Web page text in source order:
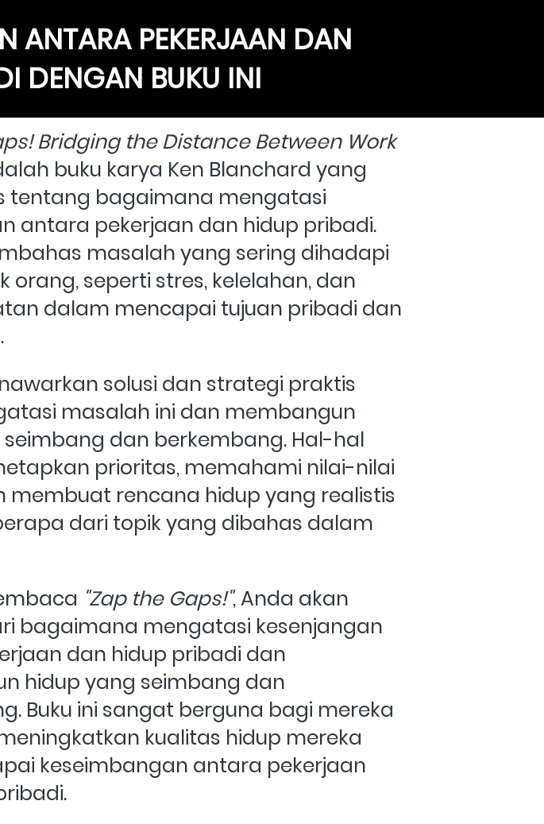
ANTARA PEKERJAAN DAN
DENGAN BUKU INI
Bridging the Distance Between Work
buku karya Ken Blanchard yang
tentang bagaimana mengatasi
antara pekerjaan dan hidup pribadi.
masalah yang sering dihadapi
orang, seperti stres, kelelahan, dan
dalam mencapai tujuan pribadi dan
solusi dan strategi praktis
masalah ini dan membangun
dan berkembang. Hal-hal
prioritas, memahami nilai-nilai
membuat rencana hidup yang realistis
dari topik yang dibahas dalam
"Zap the Gaps!", Anda akan
bagaimana mengatasi kesenjangan
dan hidup pribadi dan
hidup yang seimbang dan
Buku ini sangat berguna bagi mereka
kualitas hidup mereka
keseimbangan antara pekerjaan